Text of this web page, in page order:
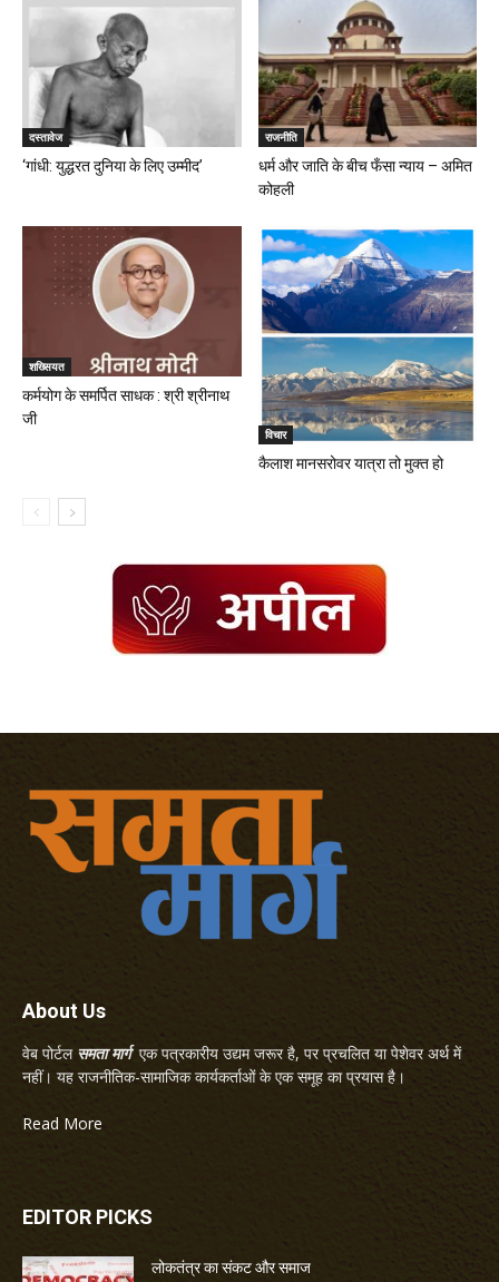
दस्तावेज
‘गांधी: युद्धरत दुनिया के लिए उम्मीद’
राजनीति
धर्म और जाति के बीच फँसा न्याय – अमित
कोहली
शख्सियत
कर्मयोग के समर्पित साधक : श्री श्रीनाथ
जी
विचार
कैलाश मानसरोवर यात्रा तो मुक्त हो
About Us
वेब पोर्टल समता मार्गएक पत्रकारीय उद्यम जरूर है, पर प्रचलित या पेशेवर अर्थ में
नहीं। यह राजनीतिक-सामाजिक कार्यकर्ताओं के एक समूह का प्रयास है।
Read More
EDITOR PICKS
लोकतंत्र का संकट और समाज